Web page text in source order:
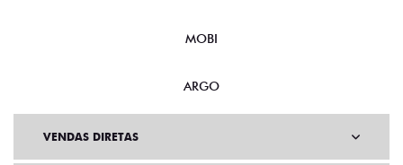
MOBI
ARGO
VENDAS DIRETAS